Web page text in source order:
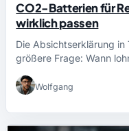
CO2-Batterien für
wirklich passen
Die Absichtserklärung
größere Frage: Wann
Wolfgang